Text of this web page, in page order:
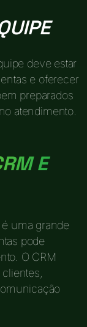
deve estar
e oferecer
preparados
atendimento.
E
uma grande
pode
O CRM